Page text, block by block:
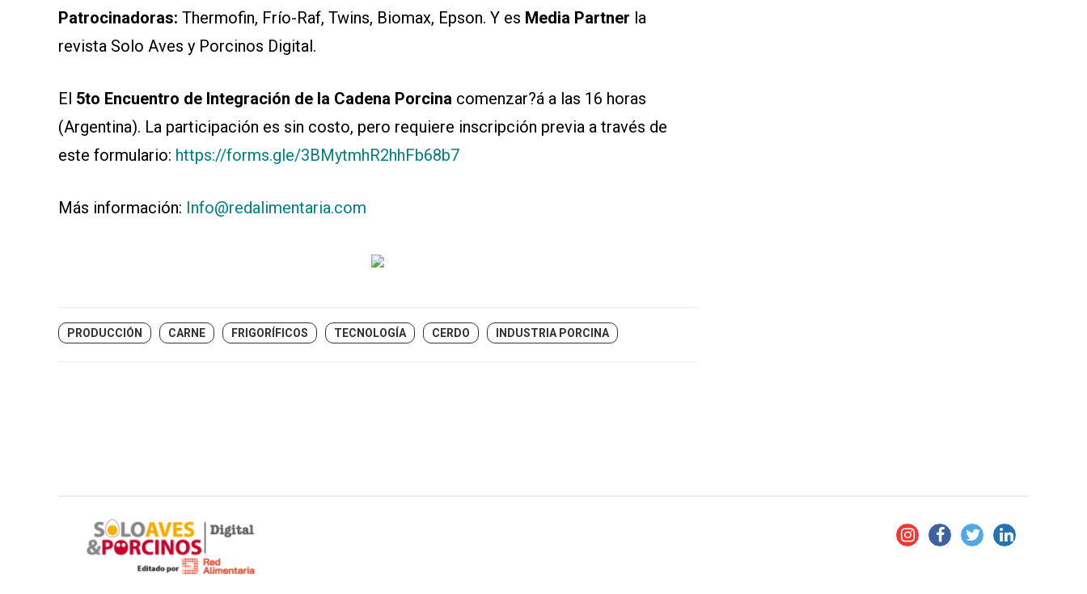
Patrocinadoras: Thermofin, Frío-Raf, Twins, Biomax, Epson. Y es Media Partner la
revista Solo Aves y Porcinos Digital.
El 5to Encuentro de Integración de la Cadena Porcina comenzar?á a las 16 horas
(Argentina). La participación es sin costo, pero requiere inscripción previa a través de
este formulario: https://forms.gle/3BMytmhR2hhFb68b7
Más información: Info@redalimentaria.com
PRODUCCIÓN CARNE FRIGORÍFICOS TECNOLOGÍA CERDO INDUSTRIA PORCINA